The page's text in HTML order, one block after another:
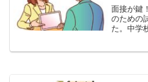
面接が鍵
のための
た。中学